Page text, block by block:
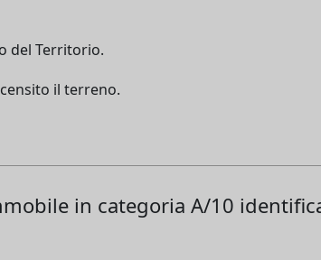
del Territorio.
il terreno.
in categoria A/10